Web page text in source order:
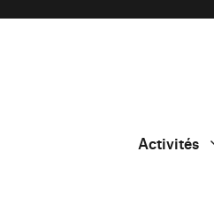
Activités